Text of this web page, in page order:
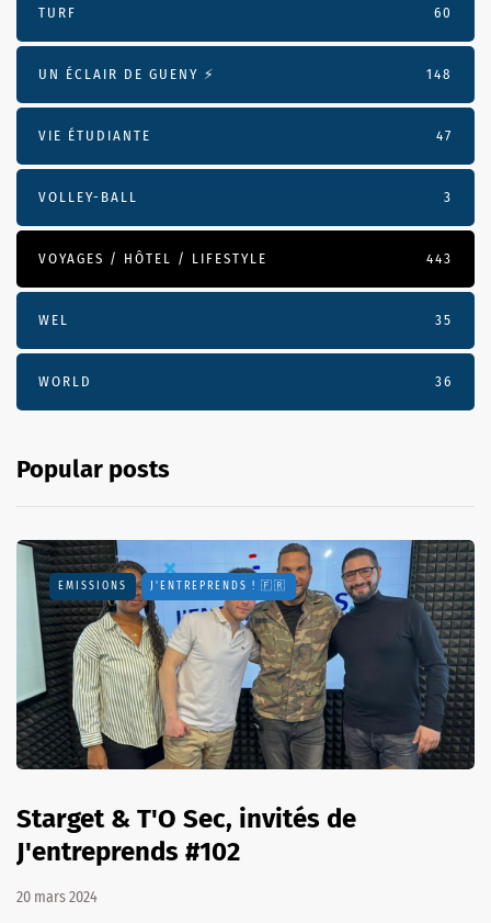
TURF 60
UN ÉCLAIR DE GUENY ⚡️ 148
VIE ÉTUDIANTE 47
VOLLEY-BALL 3
VOYAGES / HÔTEL / LIFESTYLE 443
WEL 35
WORLD 36
Popular posts
EMISSIONS J'ENTREPRENDS ! 🇫🇷
Starget & T'O Sec, invités de
J'entreprends #102
20 mars 2024